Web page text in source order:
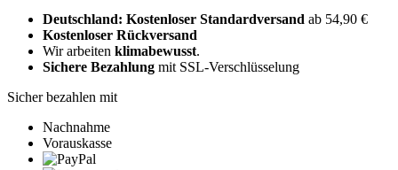
Deutschland: Kostenloser Standardversand ab 54,90 €
Kostenloser Rückversand
Wir arbeiten klimabewusst.
Sichere Bezahlung mit SSL-Verschlüsselung
Sicher bezahlen mit
Nachnahme
Vorauskasse